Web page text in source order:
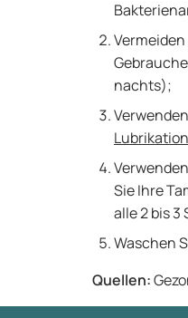
nachts);
Lubrikation
Sie Ihre
alle 2 bis 3
Waschen
Quellen: